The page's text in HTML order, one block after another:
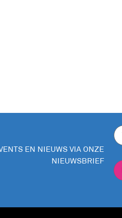
EN NIEUWS VIA ONZE
NIEUWSBRIEF